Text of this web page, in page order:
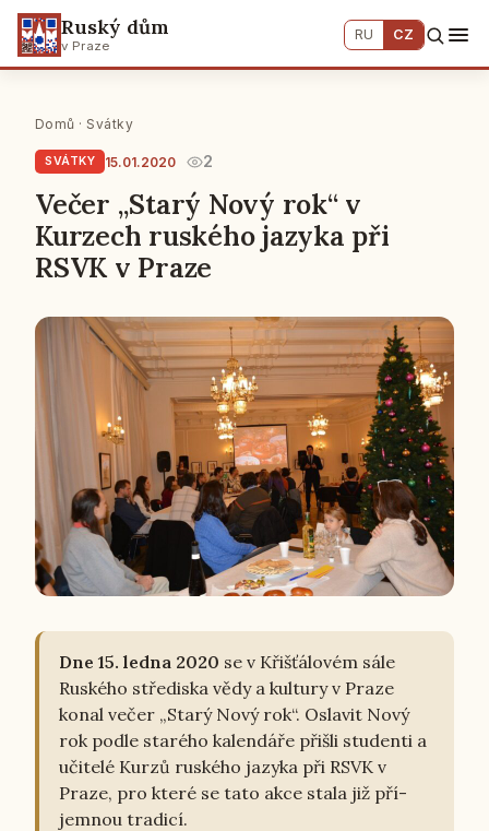
Ruský dům
v Praze
RU CZ
Domů · Svátky
SVÁTKY 15.01.2020 2
Večer „Starý Nový rok“ v
Kurzech ruského jazyka při
RSVK v Praze
Dne 15. ledna 2020 se v Křiš­ťá­lo­vém sále
Rus­ké­ho stře­dis­ka vědy a kul­tu­ry v Praze
konal večer „Starý Nový rok“. Osla­vit Nový
rok podle staré­ho ka­len­dá­ře přišli stu­den­ti a
uči­te­lé Kurzů rus­ké­ho jazyka při RSVK v
Praze, pro které se tato akce stala již pří­
jem­nou tra­di­cí.